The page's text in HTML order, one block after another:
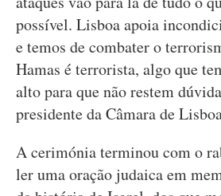
possível. Lisboa apoia
e temos de combater o
Hamas é terrorista, algo que
alto para que não restem
presidente da Câmara de
A cerimónia terminou com o
ler uma oração judaica em